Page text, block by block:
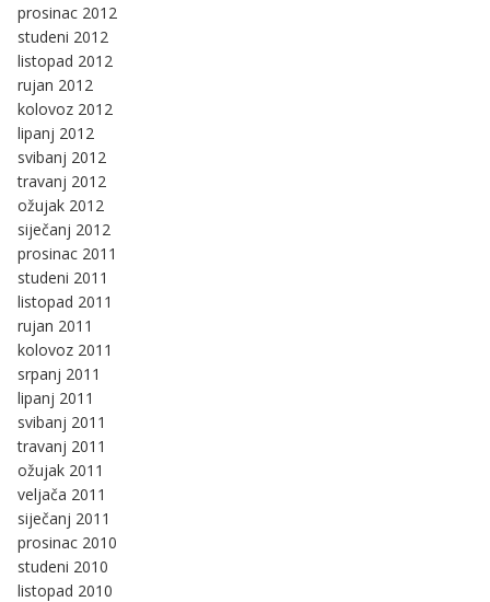
prosinac 2012
studeni 2012
listopad 2012
rujan 2012
kolovoz 2012
lipanj 2012
svibanj 2012
travanj 2012
ožujak 2012
siječanj 2012
prosinac 2011
studeni 2011
listopad 2011
rujan 2011
kolovoz 2011
srpanj 2011
lipanj 2011
svibanj 2011
travanj 2011
ožujak 2011
veljača 2011
siječanj 2011
prosinac 2010
studeni 2010
listopad 2010